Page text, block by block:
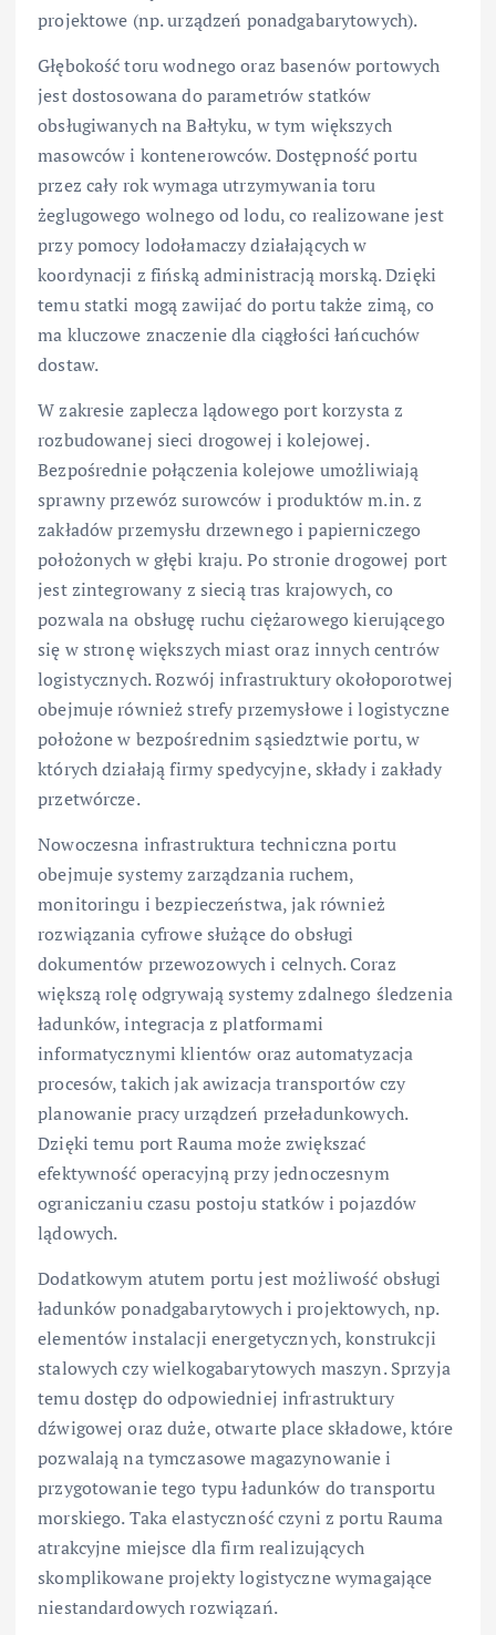
projektowe (np. urządzeń ponadgabarytowych).
Głębokość toru wodnego oraz basenów portowych
jest dostosowana do parametrów statków
obsługiwanych na Bałtyku, w tym większych
masowców i kontenerowców. Dostępność portu
przez cały rok wymaga utrzymywania toru
żeglugowego wolnego od lodu, co realizowane jest
przy pomocy lodołamaczy działających w
koordynacji z fińską administracją morską. Dzięki
temu statki mogą zawijać do portu także zimą, co
ma kluczowe znaczenie dla ciągłości łańcuchów
dostaw.
W zakresie zaplecza lądowego port korzysta z
rozbudowanej sieci drogowej i kolejowej.
Bezpośrednie połączenia kolejowe umożliwiają
sprawny przewóz surowców i produktów m.in. z
zakładów przemysłu drzewnego i papierniczego
położonych w głębi kraju. Po stronie drogowej port
jest zintegrowany z siecią tras krajowych, co
pozwala na obsługę ruchu ciężarowego kierującego
się w stronę większych miast oraz innych centrów
logistycznych. Rozwój infrastruktury okołoporotwej
obejmuje również strefy przemysłowe i logistyczne
położone w bezpośrednim sąsiedztwie portu, w
których działają firmy spedycyjne, składy i zakłady
przetwórcze.
Nowoczesna infrastruktura techniczna portu
obejmuje systemy zarządzania ruchem,
monitoringu i bezpieczeństwa, jak również
rozwiązania cyfrowe służące do obsługi
dokumentów przewozowych i celnych. Coraz
większą rolę odgrywają systemy zdalnego śledzenia
ładunków, integracja z platformami
informatycznymi klientów oraz automatyzacja
procesów, takich jak awizacja transportów czy
planowanie pracy urządzeń przeładunkowych.
Dzięki temu port Rauma może zwiększać
efektywność operacyjną przy jednoczesnym
ograniczaniu czasu postoju statków i pojazdów
lądowych.
Dodatkowym atutem portu jest możliwość obsługi
ładunków ponadgabarytowych i projektowych, np.
elementów instalacji energetycznych, konstrukcji
stalowych czy wielkogabarytowych maszyn. Sprzyja
temu dostęp do odpowiedniej infrastruktury
dźwigowej oraz duże, otwarte place składowe, które
pozwalają na tymczasowe magazynowanie i
przygotowanie tego typu ładunków do transportu
morskiego. Taka elastyczność czyni z portu Rauma
atrakcyjne miejsce dla firm realizujących
skomplikowane projekty logistyczne wymagające
niestandardowych rozwiązań.